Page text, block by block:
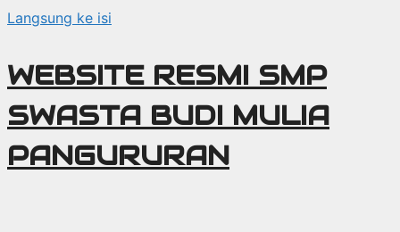
Langsung ke isi
WEBSITE RESMI SMP
SWASTA BUDI MULIA
PANGURURAN